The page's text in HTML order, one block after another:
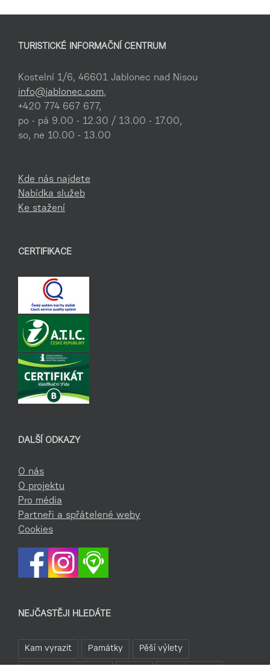
TURISTICKÉ INFORMAČNÍ CENTRUM
Kostelní 1/6, 46601 Jablonec nad Nisou
info@jablonec.com,
+420 774 667 677,
po - pá 9.00 - 12.30 / 13.00 - 17.00,
so, ne 10.00 - 13.00
Kde nás najdete
Nabídka služeb
Ke stažení
CERTIFIKACE
DALŠÍ ODKAZY
O nás
O projektu
Pro média
Partneři a spřátelené weby
Cookies
NEJČASTĚJI HLEDÁTE
Kam vyrazit Památky Pěší výlety